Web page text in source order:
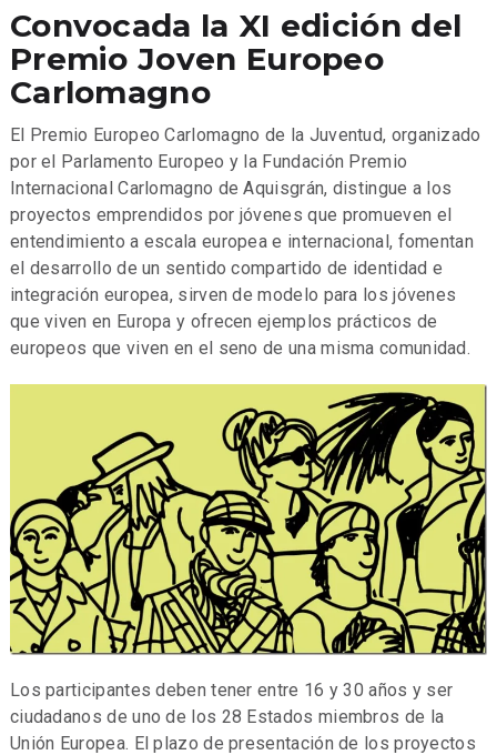
Convocada la XI edición del
Premio Joven Europeo
Carlomagno
El Premio Europeo Carlomagno de la Juventud, organizado
por el Parlamento Europeo y la Fundación Premio
Internacional Carlomagno de Aquisgrán, distingue a los
proyectos emprendidos por jóvenes que promueven el
entendimiento a escala europea e internacional, fomentan
el desarrollo de un sentido compartido de identidad e
integración europea, sirven de modelo para los jóvenes
que viven en Europa y ofrecen ejemplos prácticos de
europeos que viven en el seno de una misma comunidad.
Los participantes deben tener entre 16 y 30 años y ser
ciudadanos de uno de los 28 Estados miembros de la
Unión Europea. El plazo de presentación de los proyectos